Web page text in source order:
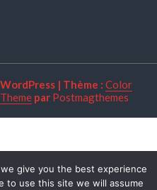
| Thème : Color
par Postmagthemes
give you the best experience
to use this site we will assume